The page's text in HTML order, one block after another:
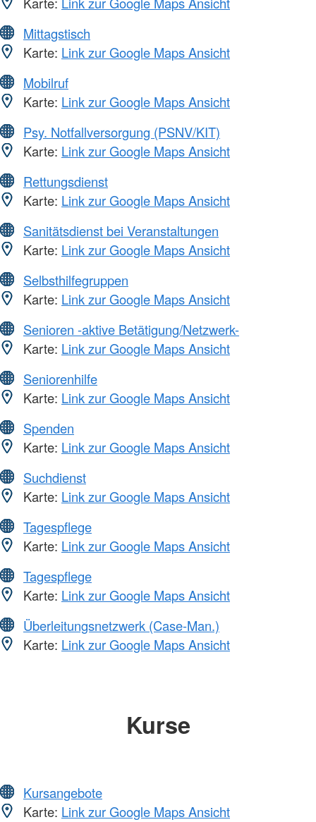
Mittagstisch
Karte: Link zur Google Maps Ansicht
Mobilruf
Karte: Link zur Google Maps Ansicht
Psy. Notfallversorgung (PSNV/KIT)
Karte: Link zur Google Maps Ansicht
Rettungsdienst
Karte: Link zur Google Maps Ansicht
Sanitätsdienst bei Veranstaltungen
Karte: Link zur Google Maps Ansicht
Selbsthilfegruppen
Karte: Link zur Google Maps Ansicht
Senioren -aktive Betätigung/Netzwerk-
Karte: Link zur Google Maps Ansicht
Seniorenhilfe
Karte: Link zur Google Maps Ansicht
Spenden
Karte: Link zur Google Maps Ansicht
Suchdienst
Karte: Link zur Google Maps Ansicht
Tagespflege
Karte: Link zur Google Maps Ansicht
Tagespflege
Karte: Link zur Google Maps Ansicht
Überleitungsnetzwerk (Case-Man.)
Karte: Link zur Google Maps Ansicht
Kurse
Kursangebote
Karte: Link zur Google Maps Ansicht